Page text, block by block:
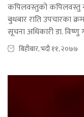
कपिलवस्तुको कपिलवस्तु
बुधबार राति उपचारका
सूचना अधिकारी डा. विष्णु
बिहीबार, भदौ ११, २०७७